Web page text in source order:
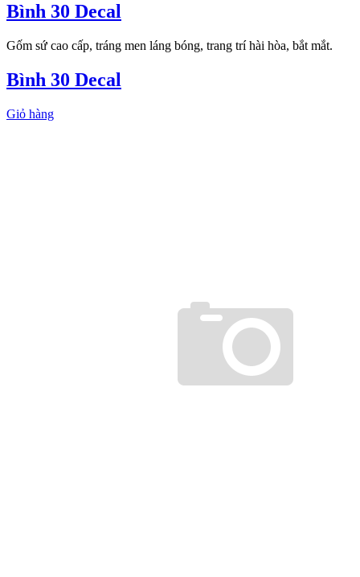
Bình 30 Decal
Gốm sứ cao cấp, tráng men láng bóng, trang trí hài hòa, bắt mắt.
Bình 30 Decal
Giỏ hàng